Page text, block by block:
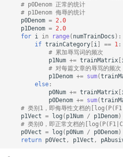
# p0Denom 正常的统计
# p1Denom 侮辱的统计
p0Denom = 2.0
p1Denom = 2.0
for i in range( numTrainDocs ):
if trainCategory i == 1 :
# 累加辱骂词的频次
p1Num += trainMatrix
# 对每篇文章的辱骂的频
p1Denom += sum(
else :
p0Num += trainMatrix
p0Denom += sum(
# 类别1，即侮辱性文档的
p1Vect = log ( p1Num / p1Denom)
# 类别0，即正常文档的
p0Vect = log ( p0Num / p0Denom)
return p0Vect , p1Vect ,